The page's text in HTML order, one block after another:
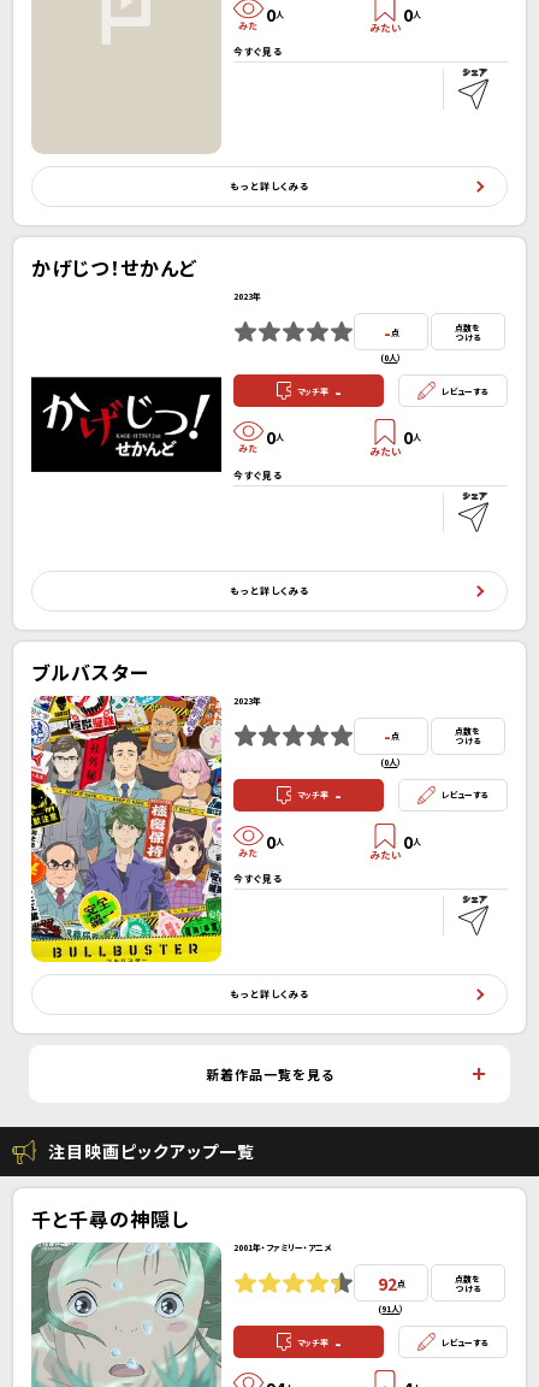
0人 0人
今すぐ見る
もっと詳しくみる
かげじつ！せかんど
2023年
- 点
(0人）
点数を
つける
マッチ率 - レビューする
0人 0人
今すぐ見る
もっと詳しくみる
ブルバスター
2023年
-点
(0人）
点数を
つける
マッチ率 - レビューする
0人 0人
今すぐ見る
もっと詳しくみる
新着作品一覧を見る
注目映画ピックアップ一覧
千と千尋の神隠し
2001年・ファミリー・アニメ
92点
(91人）
点数を
つける
マッチ率 - レビューする